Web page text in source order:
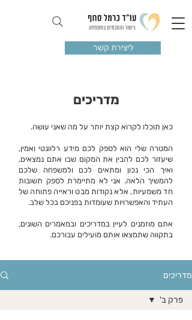
ליצירת קשר
מדריכים
כאן תוכלו לקרוא קצת יותר על מה שאני עושה.
המטרה שלי הוא לספק לכם מידע רלוונטי ואמין,
שיעזור לכם להבין את המקום שבו אתם נמצאים,
ואיך הכי נכון ומתאים לכם ולמשפחה שלכם
להמשיך הלאה. אני לא מתיימרת לספק תשובות
חד משמעיות, אלא נקודות מבט וראייה פתוחה של
העתיד והאפשרויות שעומדות בפניכם בכל שלב.
אתם מוזמנים לעיין במדריכים ובמאמרים השונים,
בתקווה שתמצאו אותם מועילים עבורכם.
מדריכים
פרק ב'